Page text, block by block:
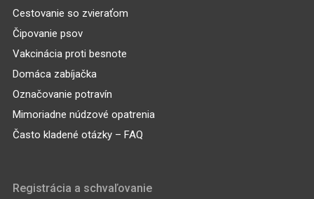
Cestovanie so zvieraťom
Čipovanie psov
Vakcinácia proti besnote
Domáca zabíjačka
Označovanie potravín
Mimoriadne núdzové opatrenia
Často kladené otázky – FAQ
Registrácia a schvaľovanie